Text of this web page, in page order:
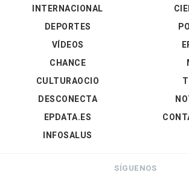
INTERNACIONAL
DEPORTES
VÍDEOS
CHANCE
CULTURAOCIO
DESCONECTA
EPDATA.ES
INFOSALUS
SÍGUENOS